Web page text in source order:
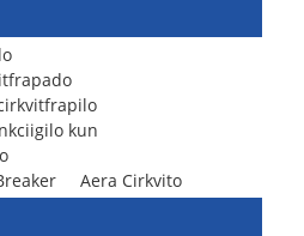
kun
Aera Cirkvito